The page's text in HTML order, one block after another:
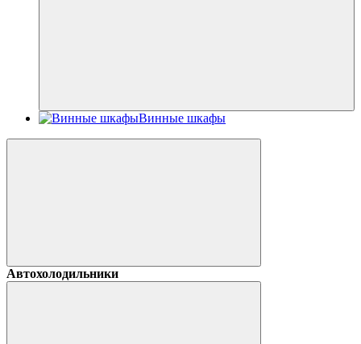
Винные шкафы
Автохолодильники